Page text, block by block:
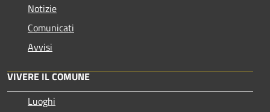
Notizie
Comunicati
Avvisi
VIVERE IL COMUNE
Luoghi